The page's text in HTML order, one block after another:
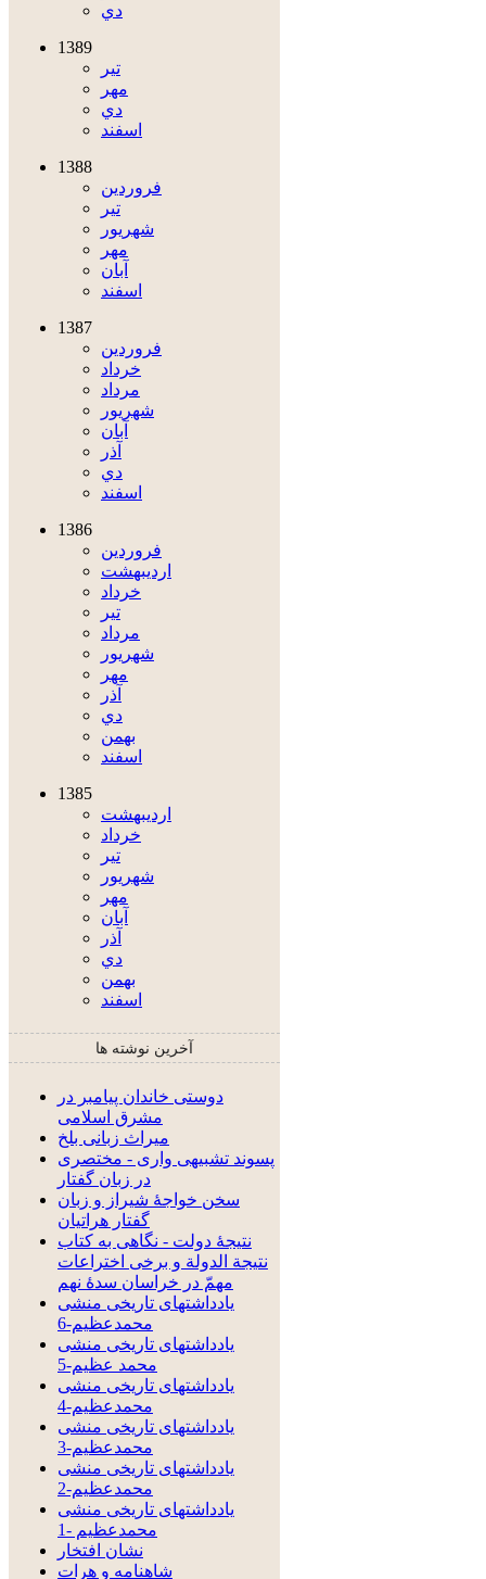
دي
1389
تير
مهر
دي
اسفند
1388
فروردين
تير
شهريور
مهر
آبان
اسفند
1387
فروردين
خرداد
مرداد
شهريور
آبان
آذر
دي
اسفند
1386
فروردين
ارديبهشت
خرداد
تير
مرداد
شهريور
مهر
آذر
دي
بهمن
اسفند
1385
ارديبهشت
خرداد
تير
شهريور
مهر
آبان
آذر
دي
بهمن
اسفند
آخرین نوشته ها
دوستی خاندان پیامبر در
مشرق اسلامی
میراث زبانی بلخ
پسوند تشبیهی واری - مختصری
در زبان گفتار
سخن خواجۀ شیراز و زبان
گفتار هراتیان
نتيجۀ دولت - نگاهى به كتاب
نتيجة الدولة و برخی اختراعات
مهمّ در خراسان سدۀ نهم
یادداشتهای تاریخی منشی
محمدعظیم-6
یادداشتهای تاریخی منشی
محمد عظیم-5
یادداشتهای تاریخی منشی
محمدعظیم-4
یادداشتهای تاریخی منشی
محمدعظیم-3
یادداشتهای تاریخی منشی
محمدعظیم-2
یادداشتهای تاریخی منشی
محمدعظیم -1
نشان افتخار
شاهنامه و هرات